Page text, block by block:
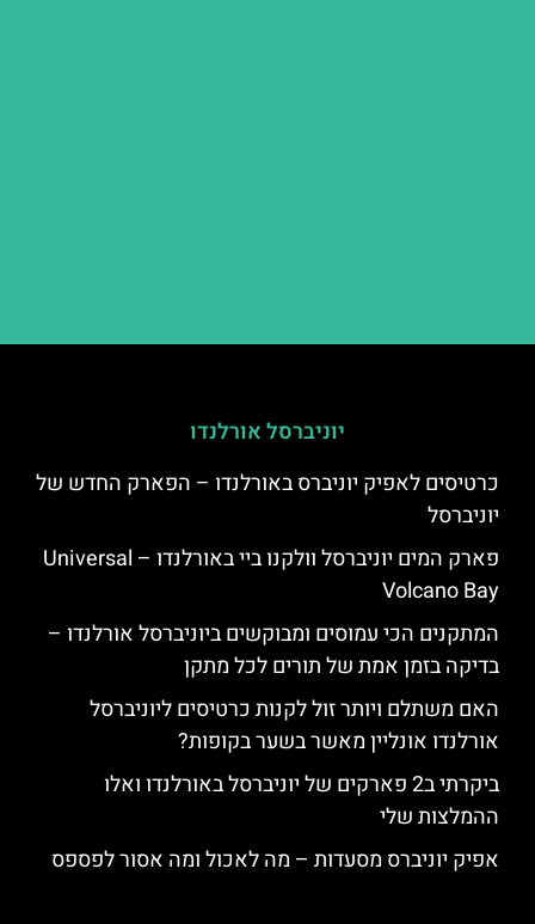
יוניברסל אורלנדו
כרטיסים לאפיק יוניברס באורלנדו – הפארק החדש של
יוניברסל
פארק המים יוניברסל וולקנו ביי באורלנדו – Universal
Volcano Bay
המתקנים הכי עמוסים ומבוקשים ביוניברסל אורלנדו –
בדיקה בזמן אמת של תורים לכל מתקן
האם משתלם ויותר זול לקנות כרטיסים ליוניברסל
אורלנדו אונליין מאשר בשער בקופות?
ביקרתי ב2 פארקים של יוניברסל באורלנדו ואלו
ההמלצות שלי
אפיק יוניברס מסעדות – מה לאכול ומה אסור לפספס